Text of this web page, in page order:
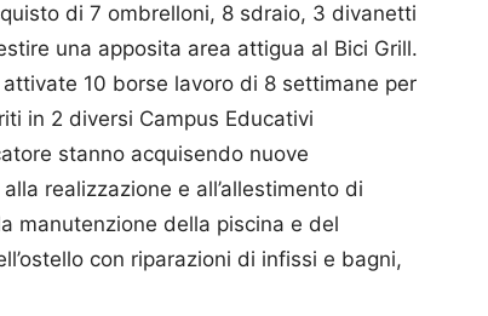
di 7 ombrelloni, 8 sdraio, 3 divanetti
una apposita area attigua al Bici Grill.
10 borse lavoro di 8 settimane per
in 2 diversi Campus Educativi
stanno acquisendo nuove
realizzazione e all’allestimento di
manutenzione della piscina e del
con riparazioni di infissi e bagni,